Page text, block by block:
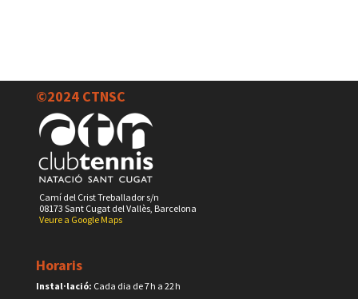
©2024 CTNSC
Camí del Crist Treballador s/n
08173 Sant Cugat del Vallès, Barcelona
Veure a Google Maps
Horaris
Instal·lació: Cada dia de 7 h a 22 h